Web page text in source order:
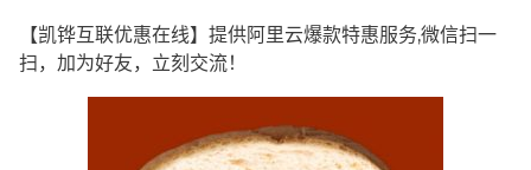
【凯铧互联优惠在线】提供阿里云爆款特惠服务,微信扫一
扫，加为好友，立刻交流！